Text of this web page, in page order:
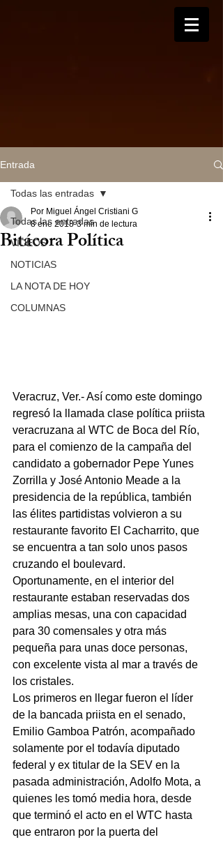
Entrada
Todas las entradas
VIDEOS
NOTICIAS
LA NOTA DE HOY
COLUMNAS
Todas las entradas
Bitácora Política
Por Miguel Ángel Cristiani G
8 ene 2018 3 min de lectura
Veracruz, Ver.- Así como este domingo
regresó la llamada clase política priista
veracruzana al WTC de Boca del Río,
para el comienzo de la campaña del
candidato a gobernador Pepe Yunes
Zorrilla y José Antonio Meade a la
presidencia de la república, también
las élites partidistas volvieron a su
restaurante favorito El Cacharrito, que
se encuentra a tan solo unos pasos
cruzando el boulevard.
Oportunamente, en el interior del
restaurante estaban reservadas dos
amplias mesas, una con capacidad
para 30 comensales y otra más
pequeña para unas doce personas,
con excelente vista al mar a través de
los cristales.
Los primeros en llegar fueron el líder
de la bancada priista en el senado,
Emilio Gamboa Patrón, acompañado
solamente por el todavía diputado
federal y ex titular de la SEV en la
pasada administración, Adolfo Mota, a
quienes les tomó media hora, desde
que terminó el acto en el WTC hasta
que entraron por la puerta del